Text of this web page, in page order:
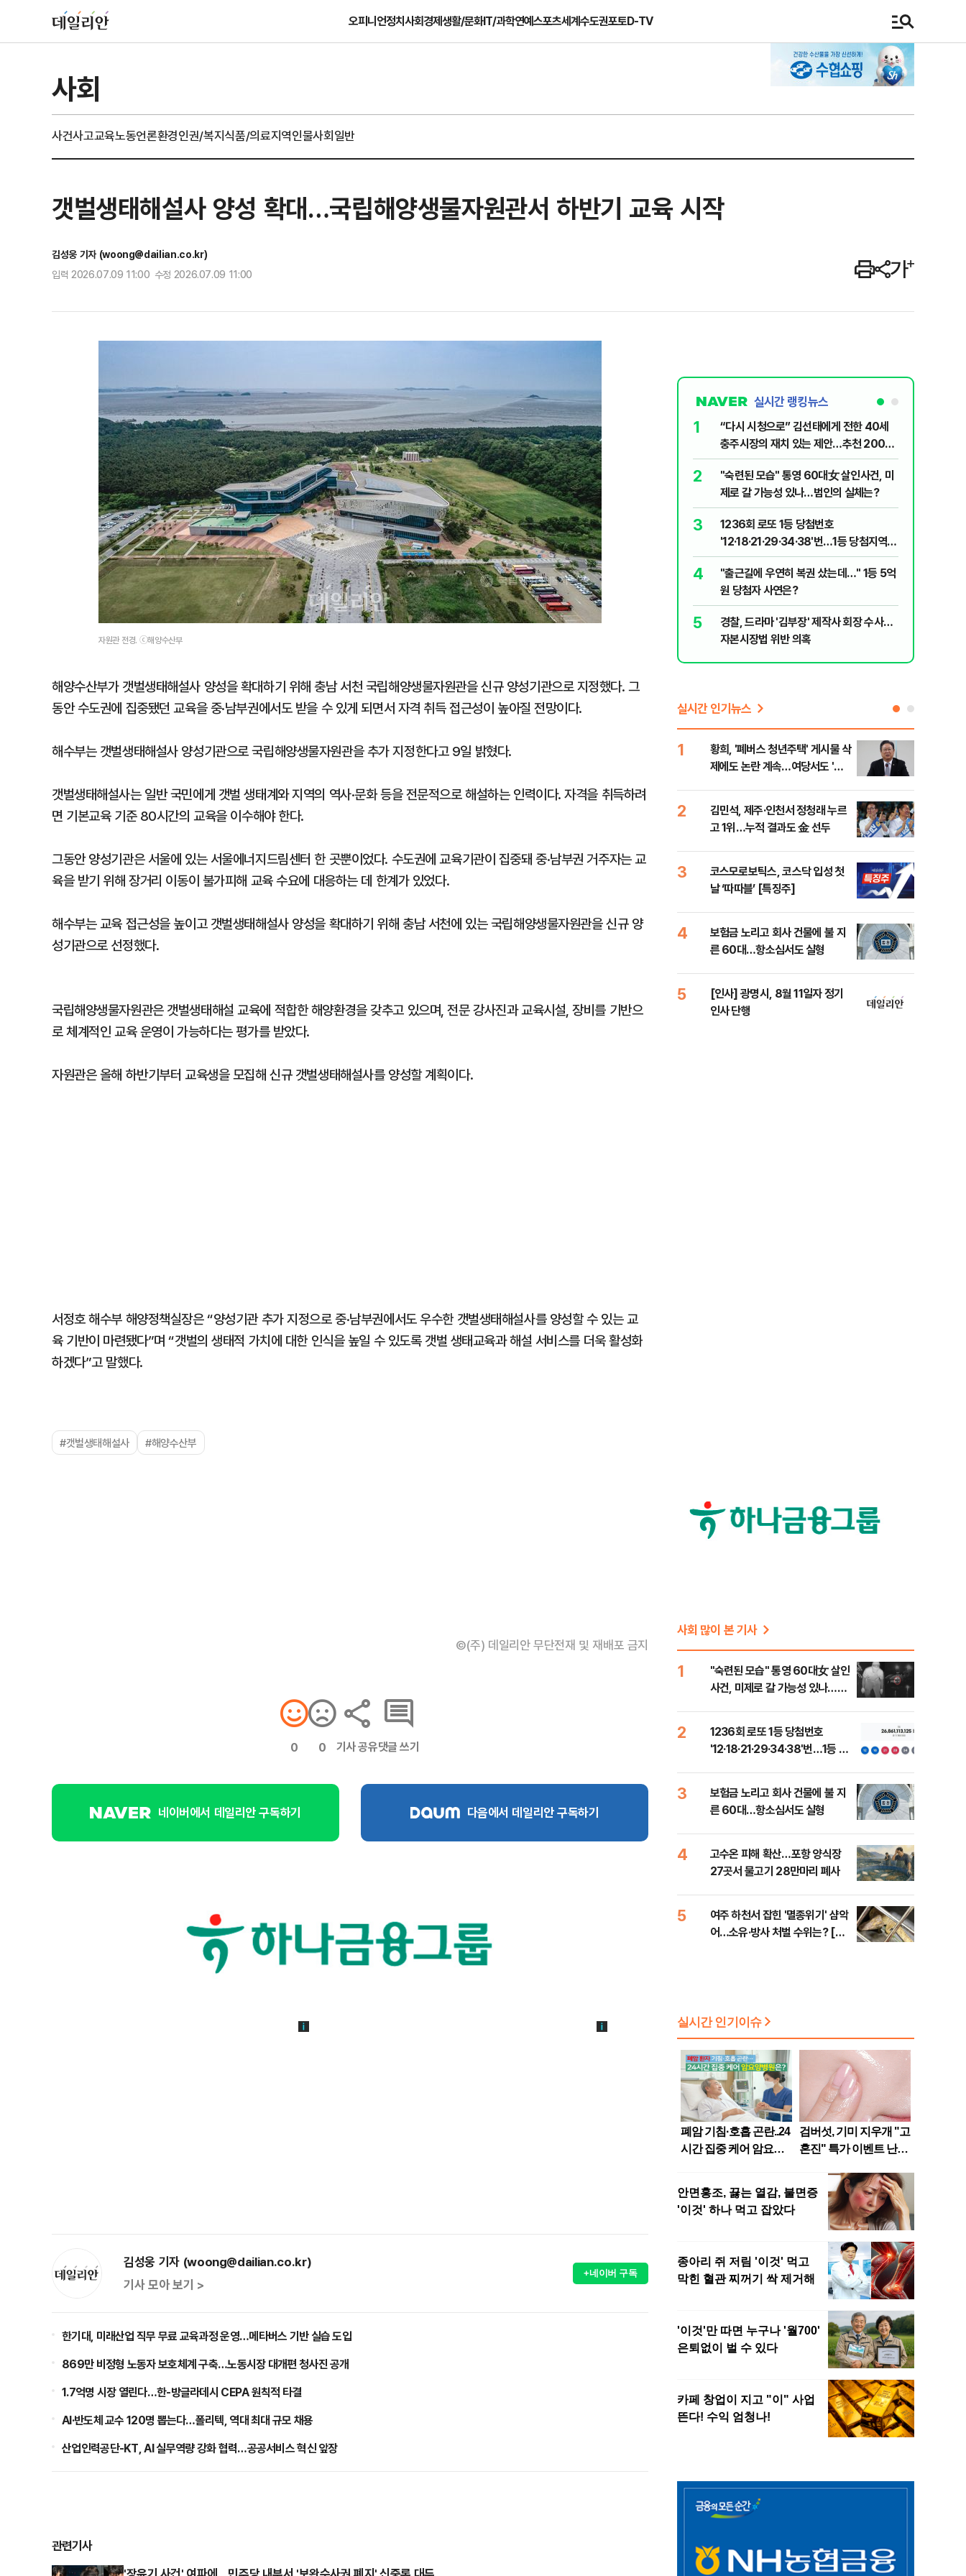
오피니언정치사회경제생활/문화IT/과학연예스포츠세계수도권포토D-TV
사회
사건사고교육노동언론환경인권/복지식품/의료지역인물사회일반
갯벌생태해설사 양성 확대…국립해양생물자원관서 하반기 교육 시작
김성웅 기자 (woong@dailian.co.kr)
입력 2026.07.09 11:00 수정 2026.07.09 11:00
자원관 전경. ⓒ해양수산부
해양수산부가 갯벌생태해설사 양성을 확대하기 위해 충남 서천 국립해양생물자원관을 신규 양성기관으로 지정했다. 그
동안 수도권에 집중됐던 교육을 중·남부권에서도 받을 수 있게 되면서 자격 취득 접근성이 높아질 전망이다.
해수부는 갯벌생태해설사 양성기관으로 국립해양생물자원관을 추가 지정한다고 9일 밝혔다.
갯벌생태해설사는 일반 국민에게 갯벌 생태계와 지역의 역사·문화 등을 전문적으로 해설하는 인력이다. 자격을 취득하려
면 기본교육 기준 80시간의 교육을 이수해야 한다.
그동안 양성기관은 서울에 있는 서울에너지드림센터 한 곳뿐이었다. 수도권에 교육기관이 집중돼 중·남부권 거주자는 교
육을 받기 위해 장거리 이동이 불가피해 교육 수요에 대응하는 데 한계가 있었다.
해수부는 교육 접근성을 높이고 갯벌생태해설사 양성을 확대하기 위해 충남 서천에 있는 국립해양생물자원관을 신규 양
성기관으로 선정했다.
국립해양생물자원관은 갯벌생태해설 교육에 적합한 해양환경을 갖추고 있으며, 전문 강사진과 교육시설, 장비를 기반으
로 체계적인 교육 운영이 가능하다는 평가를 받았다.
자원관은 올해 하반기부터 교육생을 모집해 신규 갯벌생태해설사를 양성할 계획이다.
서정호 해수부 해양정책실장은 “양성기관 추가 지정으로 중·남부권에서도 우수한 갯벌생태해설사를 양성할 수 있는 교
육 기반이 마련됐다”며 “갯벌의 생태적 가치에 대한 인식을 높일 수 있도록 갯벌 생태교육과 해설 서비스를 더욱 활성화
하겠다”고 말했다.
#갯벌생태해설사 #해양수산부
©(주) 데일리안 무단전재 및 재배포 금지
0 0 기사 공유댓글 쓰기
네이버에서 데일리안 구독하기 다음에서 데일리안 구독하기
김성웅 기자 (woong@dailian.co.kr)
기사 모아 보기 >
+네이버 구독
한기대, 미래산업 직무 무료 교육과정 운영…메타버스 기반 실습 도입
869만 비정형 노동자 보호체계 구축…노동시장 대개편 청사진 공개
1.7억명 시장 열린다…한-방글라데시 CEPA 원칙적 타결
AI·반도체 교수 120명 뽑는다…폴리텍, 역대 최대 규모 채용
산업인력공단-KT, AI 실무역량 강화 협력…공공서비스 혁신 앞장
관련기사
실시간 랭킹뉴스
1
“다시 시청으로” 김선태에게 전한 40세
충주시장의 재치 있는 제안…추천 2000
개
2
"숙련된 모습" 통영 60대女 살인사건, 미
제로 갈 가능성 있나…범인의 실체는?
3
1236회 로또 1등 당첨번호
'12·18·21·29·34·38'번…1등 당첨지역
어디?
4
"출근길에 우연히 복권 샀는데…" 1등 5억
원 당첨자 사연은?
5
경찰, 드라마 '김부장' 제작사 회장 수사…
자본시장법 위반 의혹
실시간 인기뉴스
1
황희, '폐버스 청년주택' 게시물 삭
제에도 논란 계속…여당서도 '내
2
김민석, 제주·인천서 정청래 누르
고 1위…누적 결과도 金 선두
3
코스모로보틱스, 코스닥 입성 첫
날 ‘따따블’ [특징주]
4
보험금 노리고 회사 건물에 불 지
른 60대…항소심서도 실형
5
[인사] 광명시, 8월 11일자 정기
인사 단행
사회 많이 본 기사
1
"숙련된 모습" 통영 60대女 살인
사건, 미제로 갈 가능성 있나…범
2
1236회 로또 1등 당첨번호
'12·18·21·29·34·38'번…1등 당
3
보험금 노리고 회사 건물에 불 지
른 60대…항소심서도 실형
4
고수온 피해 확산…포항 양식장
27곳서 물고기 28만마리 폐사
5
여주 하천서 잡힌 '멸종위기' 샴악
어…소유·방사 처벌 수위는? [법